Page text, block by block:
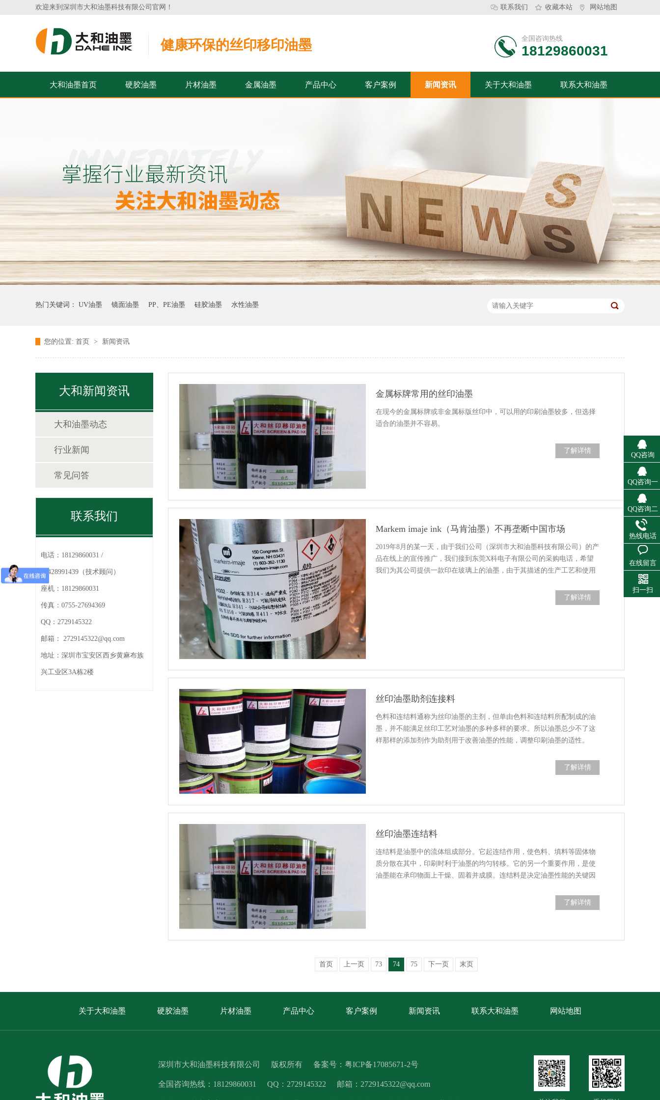
欢迎来到深圳市大和油墨科技有限公司官网！ 联系我们 收藏本站 网站地图
健康环保的丝印移印油墨 全国咨询热线
18129860031
大和油墨首页 硬胶油墨 片材油墨 金属油墨 产品中心 客户案例 新闻资讯 关于大和油墨 联系大和油墨
热门关键词： UV油墨 镜面油墨 PP、PE油墨 硅胶油墨 水性油墨
您的位置: 首页 > 新闻资讯
大和新闻资讯
大和油墨动态
行业新闻
常见问答
联系我们
电话： 18129860031 /
13428991439（技术顾问）
座机： 18129860031
传真： 0755-27694369
QQ： 2729145322
邮箱： 2729145322@qq.com
地址： 深圳市宝安区西乡黄麻布族
兴工业区3A栋2楼
金属标牌常用的丝印油墨
在现今的金属标牌或非金属标版丝印中，可以用的印刷油墨较多，但选择
适合的油墨并不容易。
了解详情
Markem imaje ink（马肯油墨）不再垄断中国市场
2019年8月的某一天，由于我们公司（深圳市大和油墨科技有限公司）的产
品在线上的宣传推广，我们接到东莞X科电子有限公司的采购电话，希望
我们为其公司提供一款印在玻璃上的油墨，由于其描述的生产工艺和使用
了解详情
丝印油墨助剂连接料
色料和连结料通称为丝印油墨的主剂，但单由色料和连结料所配制成的油
墨，并不能满足丝印工艺对油墨的多种多样的要求。所以油墨总少不了这
样那样的添加剂作为助剂用于改善油墨的性能，调整印刷油墨的适性。
了解详情
丝印油墨连结料
连结料是油墨中的流体组成部分。它起连结作用，使色料、填料等固体物
质分散在其中，印刷时利于油墨的均匀转移。它的另一个重要作用，是使
油墨能在承印物面上干燥、固着并成膜。连结料是决定油墨性能的关键因
了解详情
首页 上一页 73 74 75 下一页 末页
关于大和油墨 硬胶油墨 片材油墨 产品中心 客户案例 新闻资讯 联系大和油墨 网站地图
深圳市大和油墨科技有限公司 版权所有 备案号： 粤ICP备17085671-2号
全国咨询热线：18129860031 QQ：2729145322 邮箱：2729145322@qq.com
QQ咨询
QQ咨询一
QQ咨询二
热线电话
在线留言
扫一扫